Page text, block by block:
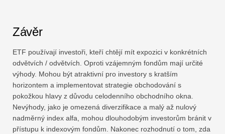
Závěr
ETF používají investoři, kteří chtějí mít expozici v konkrétních
odvětvích / odvětvích. Oproti vzájemným fondům mají určité
výhody. Mohou být atraktivní pro investory s kratším
horizontem a implementovat strategie obchodování s
pokožkou hlavy z důvodu celodenního obchodního okna.
Nevýhody, jako je omezená diverzifikace a malý až nulový
nadměrný index alfa, mohou dlouhodobým investorům bránit v
přístupu k indexovým fondům. Nakonec rozhodnutí o tom, zda